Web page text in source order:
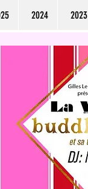
2024 2023